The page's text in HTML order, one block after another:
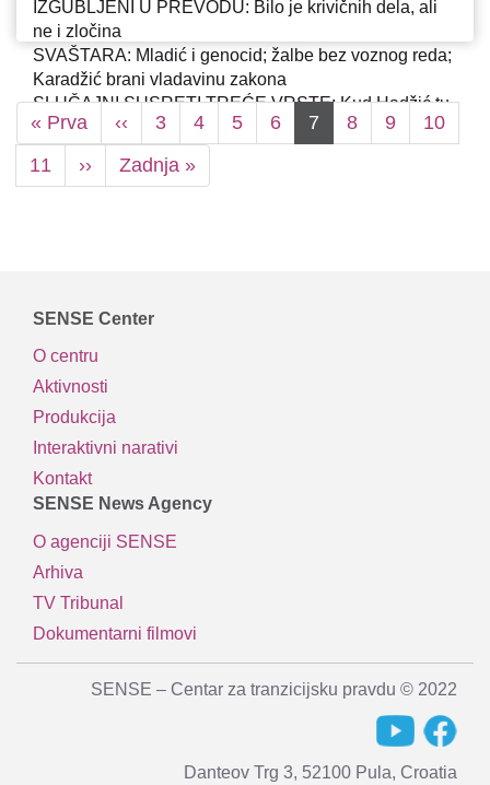
IZGUBLJENI U PREVODU: Bilo je krivičnih dela, ali
ne i zločina
SVAŠTARA: Mladić i genocid; žalbe bez voznog reda;
Karadžić brani vladavinu zakona
SLUČAJNI SUSRETI TREĆE VRSTE: Kud Hadžić tu
i Arkan
Pagination
First
page
« Prva
Previous
page
‹‹ Stranica
3 Stranica
4 Stranica
5 Stranica
6
Current
page
7 Stranica
8 Stranica
9
10
Stranica
11
Next
page
››
Last
page
Zadnja »
SENSE Center
O centru
Aktivnosti
Produkcija
Interaktivni narativi
Kontakt
SENSE News Agency
O agenciji SENSE
Arhiva
TV Tribunal
Dokumentarni filmovi
SENSE – Centar za tranzicijsku pravdu © 2022
Danteov Trg 3, 52100 Pula, Croatia